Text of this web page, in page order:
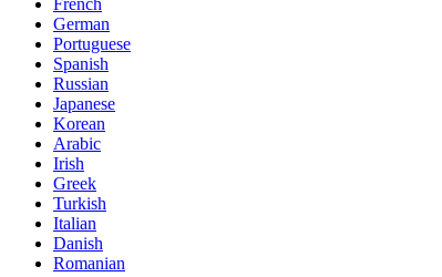
French
German
Portuguese
Spanish
Russian
Japanese
Korean
Arabic
Irish
Greek
Turkish
Italian
Danish
Romanian